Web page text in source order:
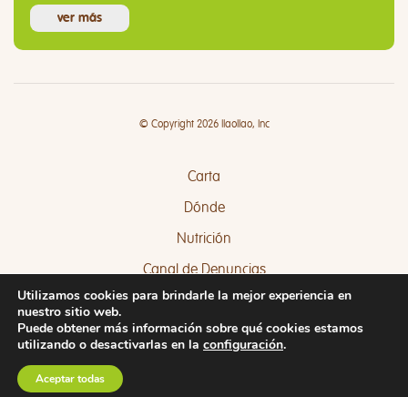
ver más
© Copyright 2026 llaollao, Inc
Carta
Dónde
Nutrición
Canal de Denuncias
Quejas y Sugerencias
Utilizamos cookies para brindarle la mejor experiencia en
nuestro sitio web.
Puede obtener más información sobre qué cookies estamos
utilizando o desactivarlas en la configuración.
Aceptar todas